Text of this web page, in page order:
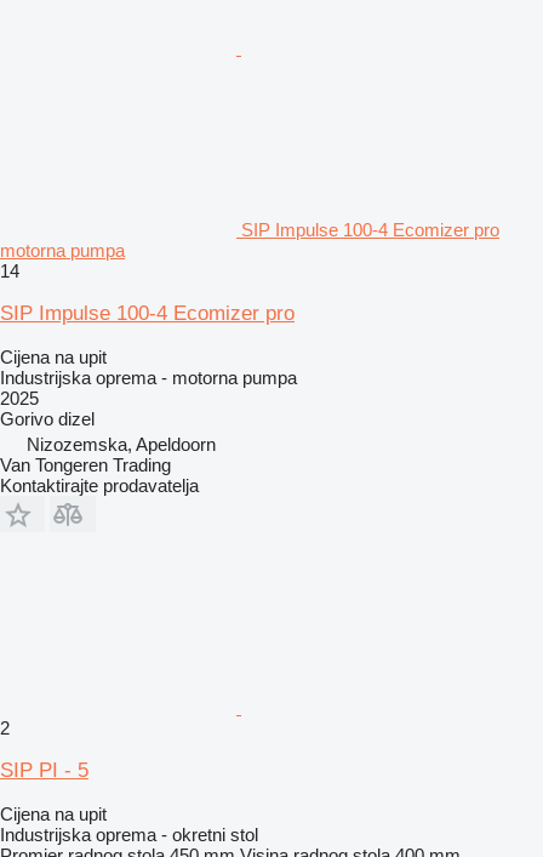
SIP Impulse 100-4 Ecomizer pro
motorna pumpa
14
SIP Impulse 100-4 Ecomizer pro
Cijena na upit
Industrijska oprema - motorna pumpa
2025
Gorivo dizel
Nizozemska, Apeldoorn
Van Tongeren Trading
Kontaktirajte prodavatelja
2
SIP PI - 5
Cijena na upit
Industrijska oprema - okretni stol